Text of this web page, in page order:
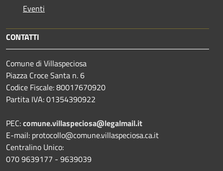
Eventi
CONTATTI
Comune di Villaspeciosa
Piazza Croce Santa n. 6
Codice Fiscale: 80017670920
Partita IVA: 01354390922
PEC:comune.villaspeciosa@legalmail.it
E-mail: protocollo@comune.villaspeciosa.ca.it
Centralino Unico:
070 9639177 - 9639039